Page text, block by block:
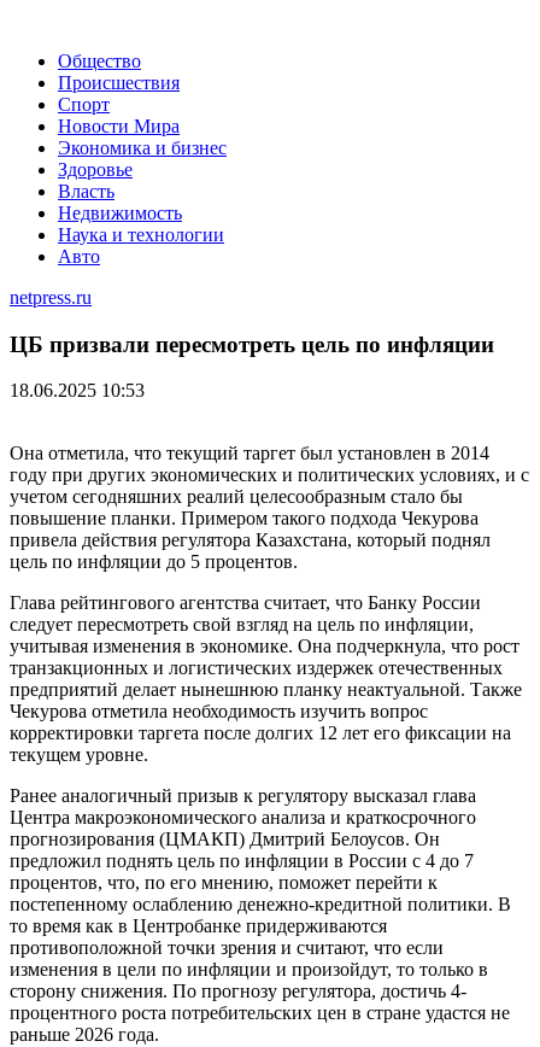
Общество
Происшествия
Спорт
Новости Мира
Экономика и бизнес
Здоровье
Власть
Недвижимость
Наука и технологии
Авто
netpress.ru
ЦБ призвали пересмотреть цель по инфляции
18.06.2025 10:53
Она отметила, что текущий таргет был установлен в 2014
году при других экономических и политических условиях, и с
учетом сегодняшних реалий целесообразным стало бы
повышение планки. Примером такого подхода Чекурова
привела действия регулятора Казахстана, который поднял
цель по инфляции до 5 процентов.
Глава рейтингового агентства считает, что Банку России
следует пересмотреть свой взгляд на цель по инфляции,
учитывая изменения в экономике. Она подчеркнула, что рост
транзакционных и логистических издержек отечественных
предприятий делает нынешнюю планку неактуальной. Также
Чекурова отметила необходимость изучить вопрос
корректировки таргета после долгих 12 лет его фиксации на
текущем уровне.
Ранее аналогичный призыв к регулятору высказал глава
Центра макроэкономического анализа и краткосрочного
прогнозирования (ЦМАКП) Дмитрий Белоусов. Он
предложил поднять цель по инфляции в России с 4 до 7
процентов, что, по его мнению, поможет перейти к
постепенному ослаблению денежно-кредитной политики. В
то время как в Центробанке придерживаются
противоположной точки зрения и считают, что если
изменения в цели по инфляции и произойдут, то только в
сторону снижения. По прогнозу регулятора, достичь 4-
процентного роста потребительских цен в стране удастся не
раньше 2026 года.